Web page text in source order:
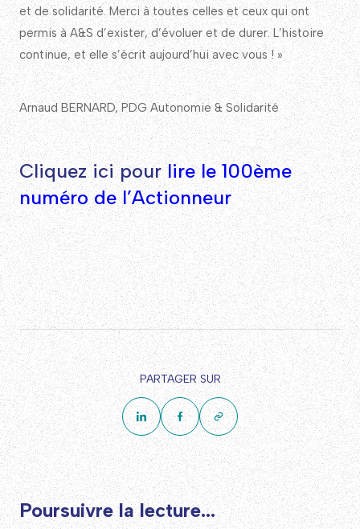
et de solidarité. Merci à toutes celles et ceux qui ont
permis à A&S d’exister, d’évoluer et de durer. L’histoire
continue, et elle s’écrit aujourd’hui avec vous ! »
Arnaud BERNARD, PDG Autonomie & Solidarité
Cliquez ici pourlire le 100ème
numéro de l’Actionneur
PARTAGER SUR
Poursuivre la lecture...